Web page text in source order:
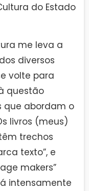
do Estado
me leva a
diversos
volte para
questão
que abordam o
livros (meus)
trechos
texto”, e
makers”
intensamente